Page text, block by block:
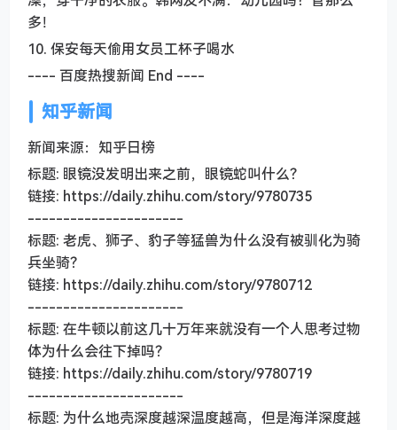
多！
10. 保安每天偷用女员工杯子喝水
---- 百度热搜新闻 End ----
知乎新闻
新闻来源：知乎日榜
标题: 眼镜没发明出来之前，眼镜蛇叫什么？
链接: https://daily.zhihu.com/story/9780735
----------------------
标题: 老虎、狮子、豹子等猛兽为什么没有被驯化为骑
兵坐骑？
链接: https://daily.zhihu.com/story/9780712
----------------------
标题: 在牛顿以前这几十万年来就没有一个人思考过物
体为什么会往下掉吗？
链接: https://daily.zhihu.com/story/9780719
----------------------
标题: 为什么地壳深度越深温度越高，但是海洋深度越